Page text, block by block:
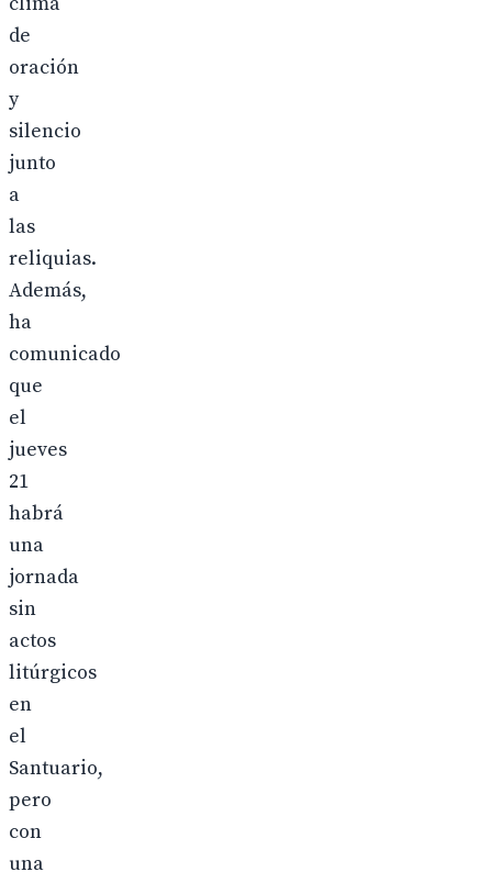
de
oración
y
silencio
junto
a
las
reliquias.
Además,
ha
comunicado
que
el
jueves
21
habrá
una
jornada
sin
actos
litúrgicos
en
el
Santuario,
pero
con
una